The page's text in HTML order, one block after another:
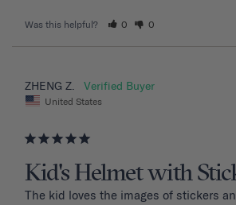
Was this helpful? 0 0
ZHENG Z.
United States
Kid's Helmet with
The kid loves the images of stickers